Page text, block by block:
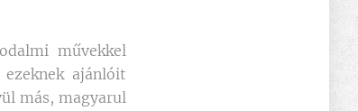
művekkel
ajánlóit
más, magyarul